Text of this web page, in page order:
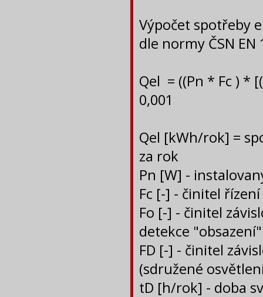
Výpočet spotřeby
dle normy ČSN EN
Qel = ((Pn * Fc ) *
0,001
Qel [kWh/rok] =
za rok
Pn [W] -
Fc [-] - činitel
Fo [-] - činitel
detekce "obsazení"
FD [-] - činitel
(sdružené
tD [h/rok] - doba